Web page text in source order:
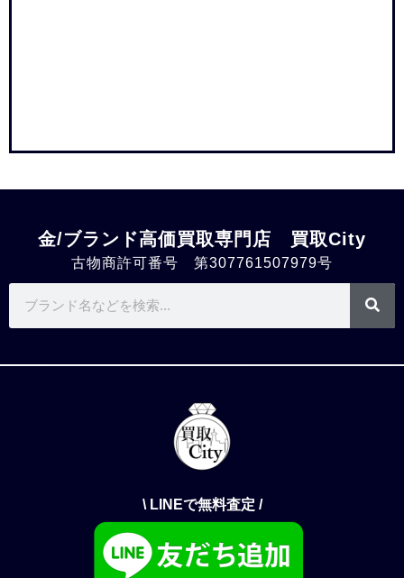
金/ブランド高価買取専門店 買取City
古物商許可番号 第307761507979号
\ LINEで無料査定 /